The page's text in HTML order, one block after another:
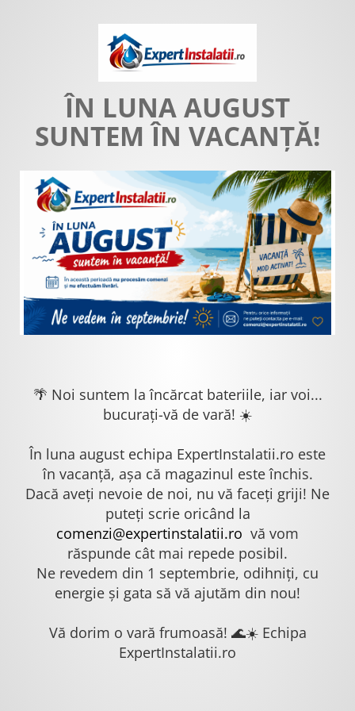
ÎN LUNA AUGUST
SUNTEM ÎN VACANȚĂ!
🌴 Noi suntem la încărcat bateriile, iar voi...
bucurați-vă de vară! ☀️
În luna august echipa ExpertInstalatii.ro este
în vacanță, așa că magazinul este închis.
Dacă aveți nevoie de noi, nu vă faceți griji! Ne
puteți scrie oricând la
comenzi@expertinstalatii.ro vă vom
răspunde cât mai repede posibil.
Ne revedem din 1 septembrie, odihniți, cu
energie și gata să vă ajutăm din nou!
Vă dorim o vară frumoasă! 🌊☀️ Echipa
ExpertInstalatii.ro